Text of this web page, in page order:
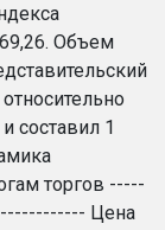
Объем
составил 1
торгов -----
Цена